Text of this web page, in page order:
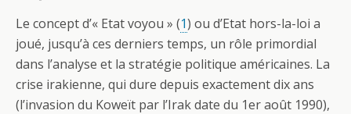
Le concept d’« Etat voyou » (1) ou d’Etat hors-la-loi a
joué, jusqu’à ces derniers temps, un rôle primordial
dans l’analyse et la stratégie politique américaines. La
crise irakienne, qui dure depuis exactement dix ans
(l’invasion du Koweït par l’Irak date du 1er août 1990),